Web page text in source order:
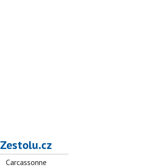
Zestolu.cz
Carcassonne